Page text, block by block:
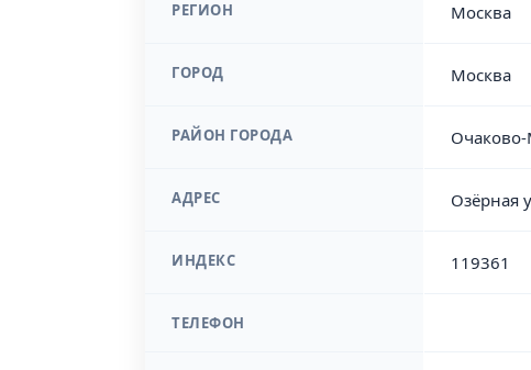
РЕГИОН Москва
ГОРОД Москва
РАЙОН ГОРОДА Очаково-
АДРЕС Озёрная
ИНДЕКС 119361
ТЕЛЕФОН